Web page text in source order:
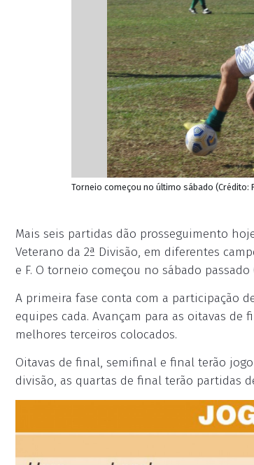
Torneio começou no último sábado (Crédito:
Mais seis partidas dão prosseguimento
Veterano da 2ª Divisão, em diferentes
e F. O torneio começou no sábado
A primeira fase conta com a participação
equipes cada. Avançam para as oitavas
melhores terceiros colocados.
Oitavas de final, semifinal e final terão
divisão, as quartas de final terão partidas